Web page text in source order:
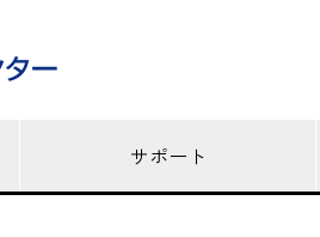
サポート